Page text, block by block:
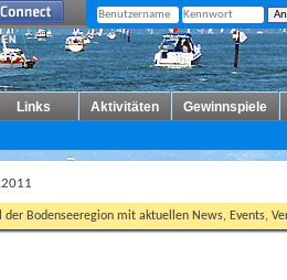
Links Aktivitäten Gewinnspiele
Bodenseeregion mit aktuellen News, Events,